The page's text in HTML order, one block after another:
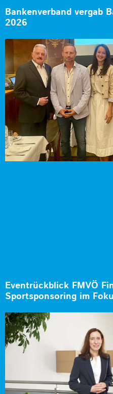
Bankenverband vergab
2026
Eventrückblick FMVÖ
Sportsponsoring im